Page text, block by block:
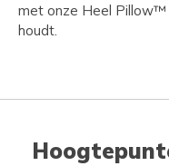
met onze Heel
houdt.